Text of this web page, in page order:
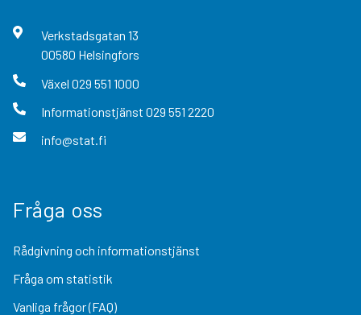
Verkstadsgatan 13
00580 Helsingfors
Växel 029 551 1000
Informationstjänst 029 551 2220
info@stat.fi
Fråga oss
Rådgivning och informationstjänst
Fråga om statistik
Vanliga frågor (FAQ)